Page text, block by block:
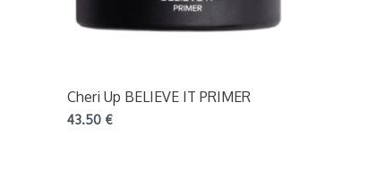
Cheri Up BELIEVE IT PRIMER
43.50 €